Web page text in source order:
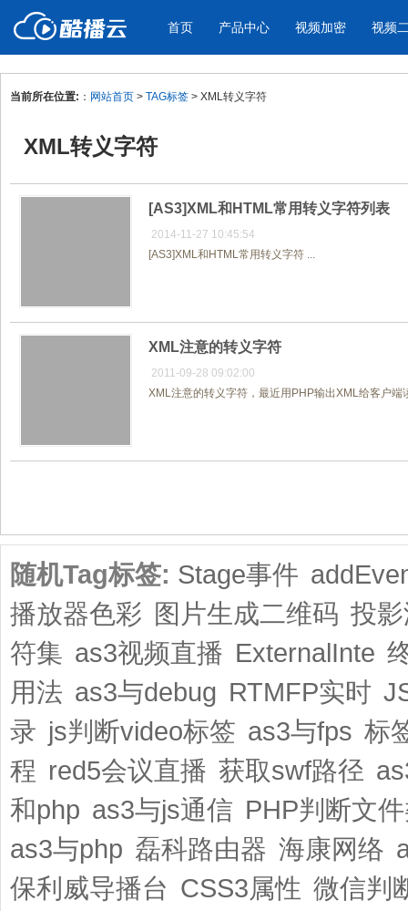
首页 产品中心
产品与新功能
教学课程全终端视频加密
防下载/防盗录/防录屏/防篡改
免费稳定无广
帮助企业视频
视频加密 视频
应用场景
色
内容
当前所在位置: ： 网站首页 > TAG标签 > XML转义字符
XML转义字符
[AS3]XML和HTML常用转义字符列表
2014-11-27 10:45:54
[AS3]XML和HTML常用转义字符 ...
XML注意的转义字符
2011-09-28 09:02:00
XML注意的转义字符，最近用PHP输出XML给客户
随机Tag标签: Stage事件
播放器色彩 图片生成二维码 投
符集 as3视频直播 ExternalInte
用法 as3与debug RTMFP实时
录 js判断video标签 as3与fps 标
程 red5会议直播 获取swf路径
和php as3与js通信 PHP判断文
as3与php 磊科路由器 海康网络
保利威导播台 CSS3属性 微信判